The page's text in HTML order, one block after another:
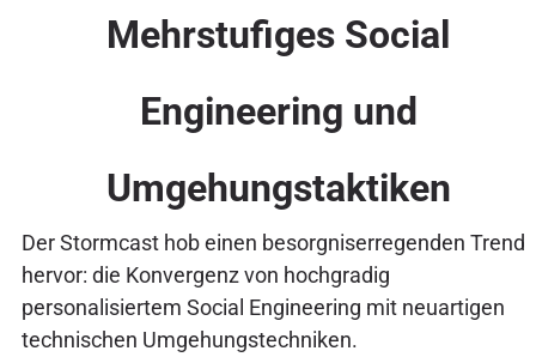
Mehrstufiges Social
Engineering und
Umgehungstaktiken
Der Stormcast hob einen besorgniserregenden Trend
hervor: die Konvergenz von hochgradig
personalisiertem Social Engineering mit neuartigen
technischen Umgehungstechniken.